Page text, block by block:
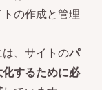
の作成と管理
、サイトのパ
するために必